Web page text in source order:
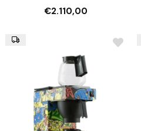
€2.110,00